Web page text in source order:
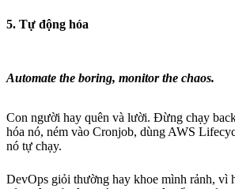
5. Tự động hóa
Automate the boring, monitor the chaos.
Con người hay quên và lười. Đừng chạy
hóa nó, ném vào Cronjob, dùng AWS
nó tự chạy.
DevOps giỏi thường hay khoe mình rảnh, vì